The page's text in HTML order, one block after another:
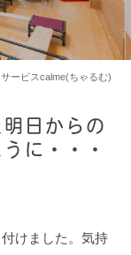
ービスcalme(ちゃるむ)
日からの
に・・・
けました。気持